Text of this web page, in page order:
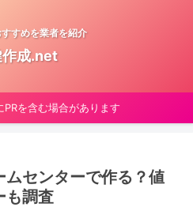
すめを業者を紹介
作成.net
を含む場合があります
センターで作る？値
も調査